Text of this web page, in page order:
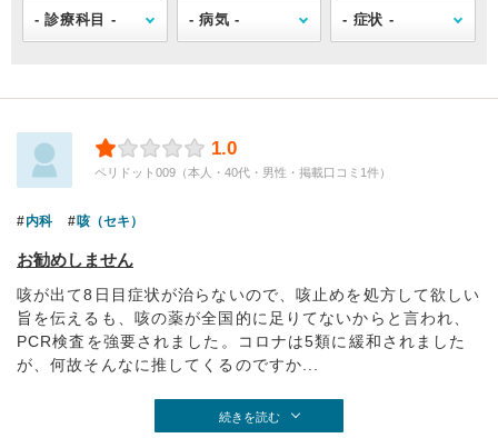
1.0
ペリドット009（本人・40代・男性・掲載口コミ1件）
内科 咳（セキ）
お勧めしません
咳が出て8日目症状が治らないので、咳止めを処方して欲しい
旨を伝えるも、咳の薬が全国的に足りてないからと言われ、
PCR検査を強要されました。コロナは5類に緩和されました
が、何故そんなに推してくるのですか...
続きを読む